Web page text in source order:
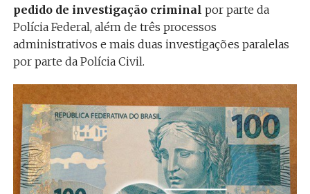
pedido de investigação criminal por parte da
Polícia Federal, além de três processos
administrativos e mais duas investigações paralelas
por parte da Polícia Civil.